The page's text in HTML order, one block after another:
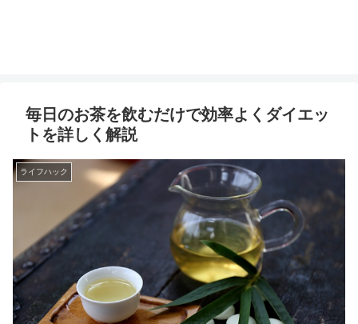
毎日のお茶を飲むだけで効率よくダイエッ
トを詳しく解説
ライフハック